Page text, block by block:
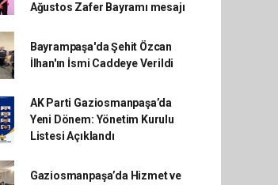
Ağustos Zafer Bayramı mesajı
Bayrampaşa'da Şehit Özcan
İlhan'ın İsmi Caddeye Verildi
AK Parti Gaziosmanpaşa’da
Yeni Dönem: Yönetim Kurulu
Listesi Açıklandı
Gaziosmanpaşa’da Hizmet ve